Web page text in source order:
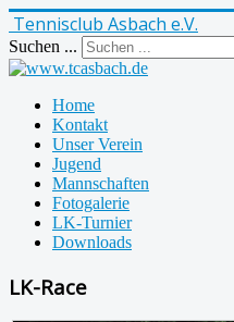
Tennisclub Asbach e.V.
Suchen ...
Home
Kontakt
Unser Verein
Jugend
Mannschaften
Fotogalerie
LK-Turnier
Downloads
LK-Race